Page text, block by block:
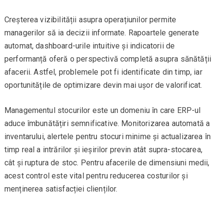
Creșterea vizibilității asupra operațiunilor permite
managerilor să ia decizii informate. Rapoartele generate
automat, dashboard-urile intuitive și indicatorii de
performanță oferă o perspectivă completă asupra sănătății
afacerii. Astfel, problemele pot fi identificate din timp, iar
oportunitățile de optimizare devin mai ușor de valorificat.
Managementul stocurilor este un domeniu în care ERP-ul
aduce îmbunătățiri semnificative. Monitorizarea automată a
inventarului, alertele pentru stocuri minime și actualizarea în
timp real a intrărilor și ieșirilor previn atât supra-stocarea,
cât și ruptura de stoc. Pentru afacerile de dimensiuni medii,
acest control este vital pentru reducerea costurilor și
menținerea satisfacției clienților.